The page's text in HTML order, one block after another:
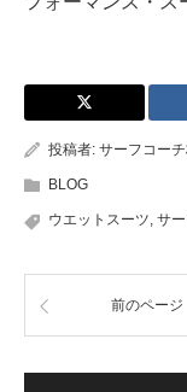
投稿者: サーフコー
BLOG
ウエットスーツ, サ
前のページ